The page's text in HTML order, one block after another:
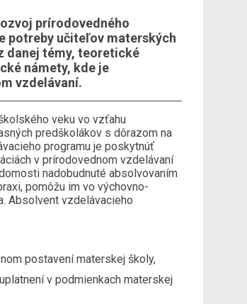
prírodovedného
potreby učiteľov materských
danej témy, teoretické
námety, kde je
vzdelávaní.
veku vo vzťahu
predškolákov s dôrazom na
programu je poskytnúť
v prírodovednom vzdelávaní
nadobudnuté absolvovaním
pomôžu im vo výchovno-
Absolvent vzdelávacieho
postavení materskej školy,
v podmienkach materskej